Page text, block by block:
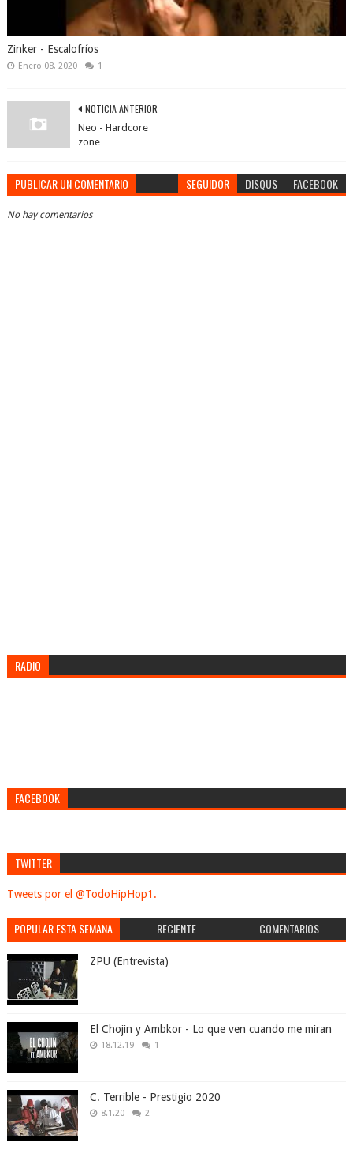
Zinker - Escalofríos
Enero 08, 2020 1
NOTICIA ANTERIOR
Neo - Hardcore
zone
PUBLICAR UN COMENTARIO SEGUIDOR DISQUS FACEBOOK
No hay comentarios
RADIO
FACEBOOK
TWITTER
Tweets por el @TodoHipHop1.
POPULAR ESTA SEMANA RECIENTE COMENTARIOS
ZPU (Entrevista)
El Chojin y Ambkor - Lo que ven cuando me miran
18.12.19 1
C. Terrible - Prestigio 2020
8.1.20 2